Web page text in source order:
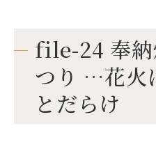
file-24 奉納
つり …花火
とだらけ